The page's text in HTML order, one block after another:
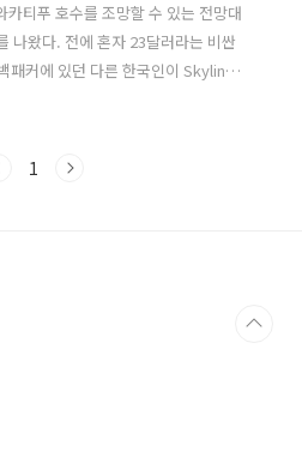
티푸 호수를 조망할 수 있는 전망대
나왔다. 전에 혼자 23달러라는 비싼
패커에 있던 다른 한국인이 Skyline
올라가는 방법이 있고, 곤돌라 옆에
은 이야기만 듣고 엄한곳으로 갔고 다
1